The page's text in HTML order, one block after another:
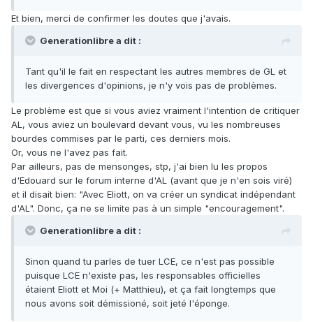
Et bien, merci de confirmer les doutes que j'avais.
Generationlibre a dit :
Tant qu'il le fait en respectant les autres membres de GL et
les divergences d'opinions, je n'y vois pas de problèmes.
Le problème est que si vous aviez vraiment l'intention de critiquer
AL, vous aviez un boulevard devant vous, vu les nombreuses
bourdes commises par le parti, ces derniers mois.
Or, vous ne l'avez pas fait.
Par ailleurs, pas de mensonges, stp, j'ai bien lu les propos
d'Edouard sur le forum interne d'AL (avant que je n'en sois viré)
et il disait bien: "Avec Eliott, on va créer un syndicat indépendant
d'AL". Donc, ça ne se limite pas à un simple "encouragement".
Generationlibre a dit :
Sinon quand tu parles de tuer LCE, ce n'est pas possible
puisque LCE n'existe pas, les responsables officielles
étaient Eliott et Moi (+ Matthieu), et ça fait longtemps que
nous avons soit démissioné, soit jeté l'éponge.